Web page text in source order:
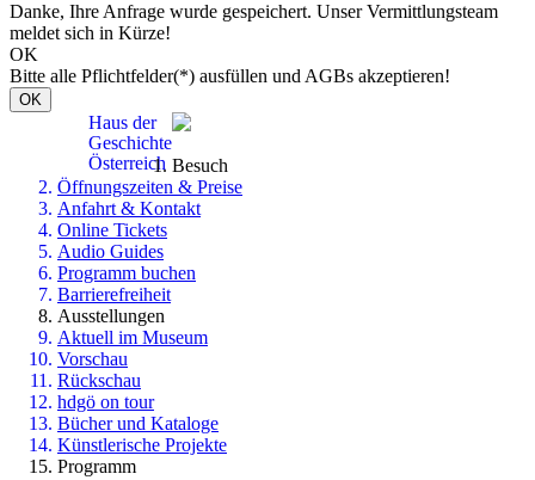
Danke, Ihre Anfrage wurde gespeichert. Unser Vermittlungsteam
meldet sich in Kürze!
OK
Bitte alle Pflichtfelder(*) ausfüllen und AGBs akzeptieren!
OK
Haus der
Geschichte
Österreich Besuch
Öffnungszeiten & Preise
Anfahrt & Kontakt
Online Tickets
Audio Guides
Programm buchen
Barrierefreiheit
Ausstellungen
Aktuell im Museum
Vorschau
Rückschau
hdgö on tour
Bücher und Kataloge
Künstlerische Projekte
Programm